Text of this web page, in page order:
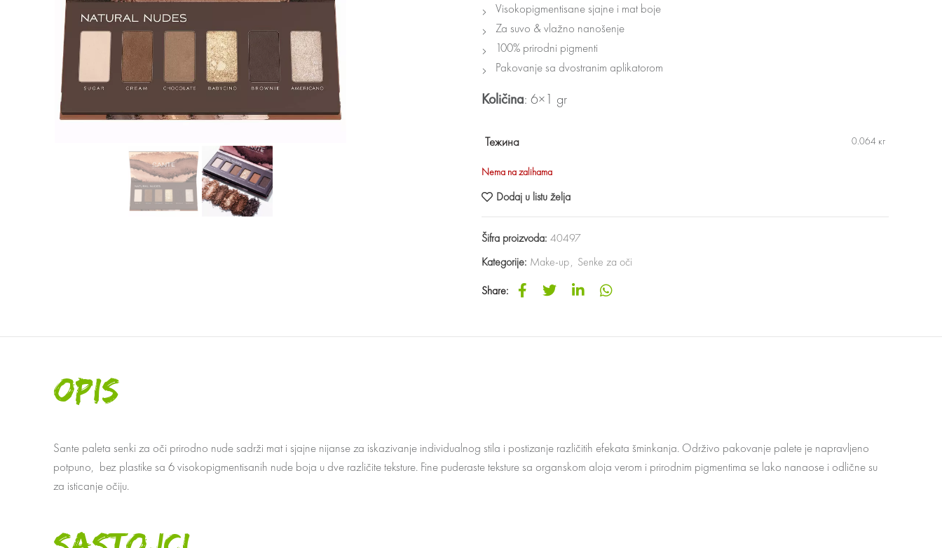
Visokopigmentisane sjajne i mat boje
Za suvo & vlažno nanošenje
100% prirodni pigmenti
Pakovanje sa dvostranim aplikatorom
Količina: 6×1 gr
Тежина 0.064 кг
Nema na zalihama
Dodaj u listu želja
Šifra proizvoda: 40497
Kategorije: Make-up, Senke za oči
Share
OPIS
Sante paleta senki za oči prirodno nude sadrži mat i sjajne nijanse za iskazivanje individualnog stila i postizanje različitih efekata šminkanja. Održivo pakovanje palete je napravljeno
potpuno, bez plastike sa 6 visokopigmentisanih nude boja u dve različite teksture. Fine puderaste teksture sa organskom aloja verom i prirodnim pigmentima se lako nanaose i odlične su
za isticanje očiju.